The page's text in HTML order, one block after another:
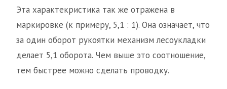
Эта характекристика так же отражена в
маркировке (к примеру, 5,1 : 1). Она означает, что
за один оборот рукоятки механизм лесоукладки
делает 5,1 оборота. Чем выше это соотношение,
тем быстрее можно сделать проводку.